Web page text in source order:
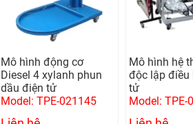
Mô hình động cơ
Diesel 4 xylanh phun
dầu điện tử
Model: TPE-021145
Mô hình hệ
độc lập điều
tử
Model: TPE-